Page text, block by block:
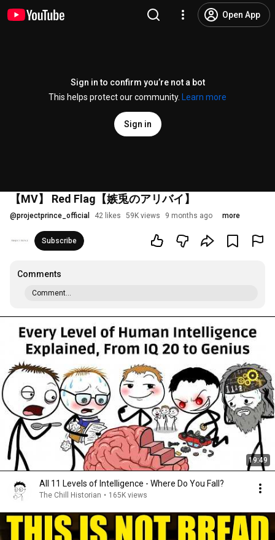
Open App
Sign in to confirm you’re not a bot
This helps protect our community.
Learn more
Sign in
【MV】 Red Flag【嫉兎のアリバイ】
@projectprince_official 42 likes 59K views 9 months ago more
Subscribe
Comments
Comment...
19:49
All 11 Levels of Intelligence - Where Do You Fall?
The Chill Historian • 165K views